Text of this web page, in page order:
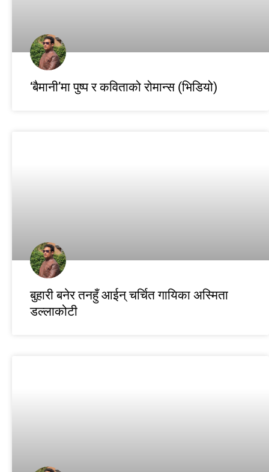
‘बैमानी’मा पुष्प र कविताको रोमान्स (भिडियो)
बुहारी बनेर तनहुँ आईन् चर्चित गायिका अस्मिता
डल्लाकोटी